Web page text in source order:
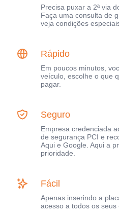
Precisa puxar a 2ª via
Faça uma consulta de
veja condições
Rápido
Em poucos minutos,
veículo, escolhe o que
pagar.
Seguro
Empresa credenciada
de segurança PCI e
Aqui e Google. Aqui a
prioridade.
Fácil
Apenas inserindo a
acesso a todos os seus